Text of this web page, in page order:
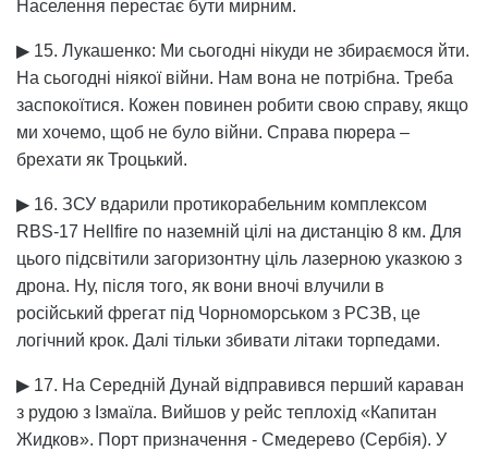
Населення перестає бути мирним.
▶ 15. Лукашенко: Ми сьогодні нікуди не збираємося йти.
На сьогодні ніякої війни. Нам вона не потрібна. Треба
заспокоїтися. Кожен повинен робити свою справу, якщо
ми хочемо, щоб не було війни. Справа пюрера –
брехати як Троцький.
▶ 16. ЗСУ вдарили протикорабельним комплексом
RBS-17 Hellfire по наземній цілі на дистанцію 8 км. Для
цього підсвітили загоризонтну ціль лазерною указкою з
дрона. Ну, після того, як вони вночі влучили в
російський фрегат під Чорноморськом з РСЗВ, це
логічний крок. Далі тільки збивати літаки торпедами.
▶ 17. На Середній Дунай відправився перший караван
з рудою з Ізмаїла. Вийшов у рейс теплохід «Капитан
Жидков». Порт призначення - Смедерево (Сербія). У